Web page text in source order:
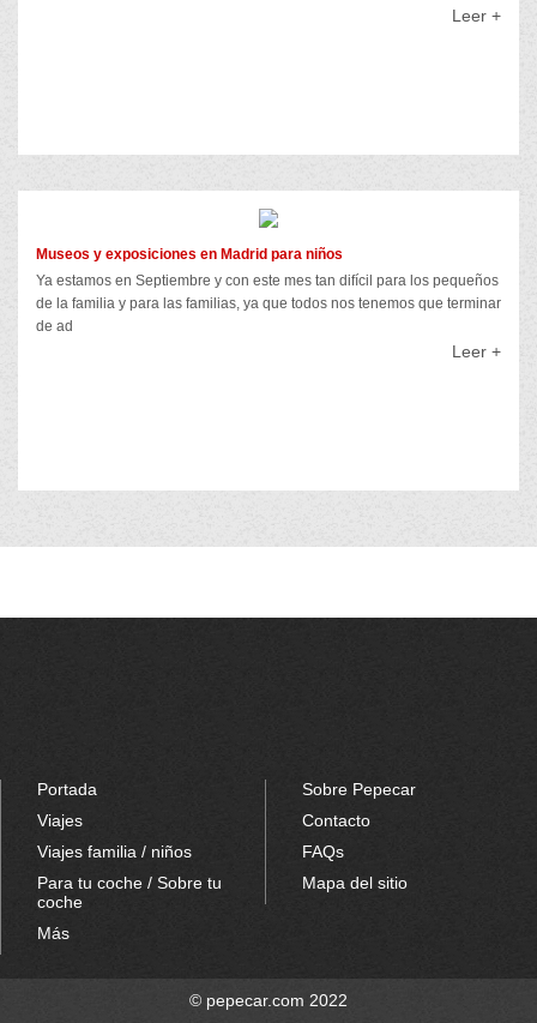
Leer +
Museos y exposiciones en Madrid para niños
Ya estamos en Septiembre y con este mes tan difícil para los pequeños
de la familia y para las familias, ya que todos nos tenemos que terminar
de ad
Leer +
Portada
Viajes
Viajes familia / niños
Para tu coche / Sobre tu
coche
Más
Sobre Pepecar
Contacto
FAQs
Mapa del sitio
© pepecar.com 2022